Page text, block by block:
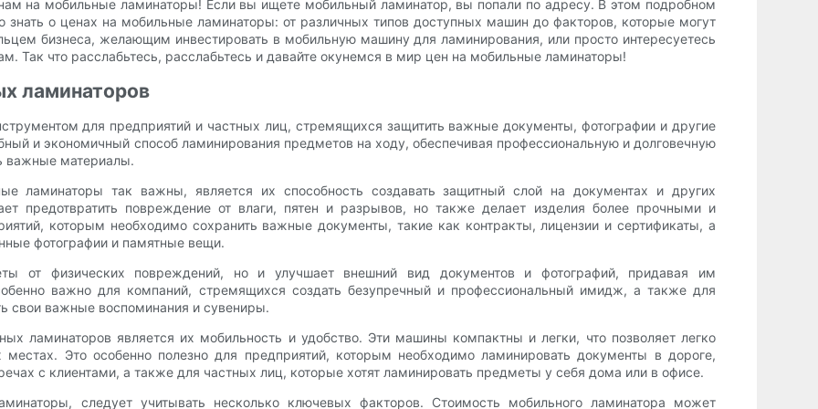
на мобильные ламинаторы! Если вы ищете мобильный ламинатор, вы попали по адресу. В этом подробном
о ценах на мобильные ламинаторы: от различных типов доступных машин до факторов, которые могут
бизнеса, желающим инвестировать в мобильную машину для ламинирования, или просто интересуетесь
Так что расслабьтесь, расслабьтесь и давайте окунемся в мир цен на мобильные ламинаторы!
ламинаторов
для предприятий и частных лиц, стремящихся защитить важные документы, фотографии и другие
и экономичный способ ламинирования предметов на ходу, обеспечивая профессиональную и долговечную
важные материалы.
ламинаторы так важны, является их способность создавать защитный слой на документах и ​​других
предотвратить повреждение от влаги, пятен и разрывов, но также делает изделия более прочными и
которым необходимо сохранить важные документы, такие как контракты, лицензии и сертификаты, а
фотографии и памятные вещи.
от физических повреждений, но и улучшает внешний вид документов и фотографий, придавая им
важно для компаний, стремящихся создать безупречный и профессиональный имидж, а также для
свои важные воспоминания и сувениры.
ламинаторов является их мобильность и удобство. Эти машины компактны и легки, что позволяет легко
местах. Это особенно полезно для предприятий, которым необходимо ламинировать документы в дороге,
с клиентами, а также для частных лиц, которые хотят ламинировать предметы у себя дома или в офисе.
следует учитывать несколько ключевых факторов. Стоимость мобильного ламинатора может